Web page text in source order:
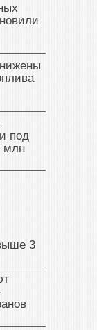
под
млн
3